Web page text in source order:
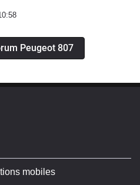
Peugeot 807
mobiles